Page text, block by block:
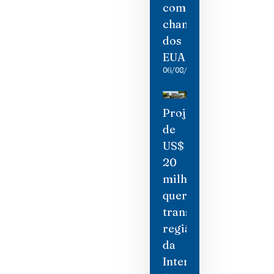
como
chantagem
dos
EUA
06/08/2026
Projeto
de
US$
20
milhões
quer
transformar
região
da
International